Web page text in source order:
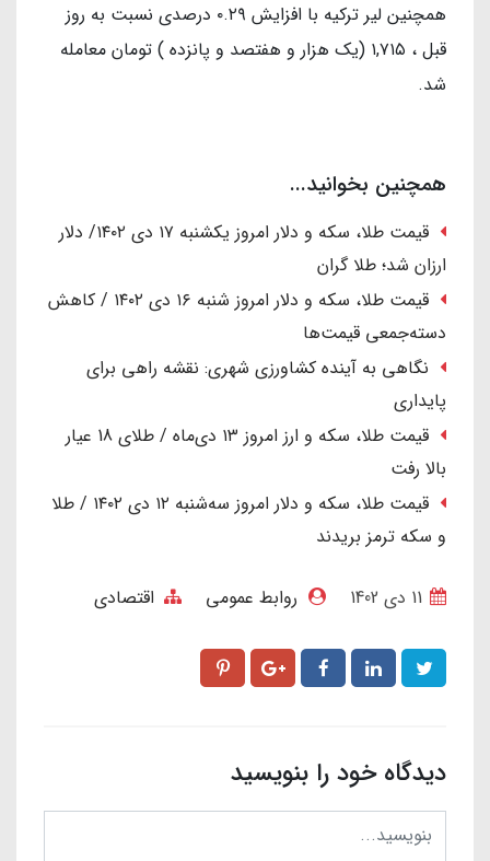
همچنین لیر ترکیه با افزایش ۰.۲۹ درصدی نسبت به روز
قبل ، ۱,۷۱۵ (یک هزار و هفتصد و پانزده ) تومان معامله
شد.
همچنین بخوانید...
قیمت طلا، سکه و دلار امروز یکشنبه ۱۷ دی ۱۴۰۲/ دلار
ارزان شد؛ طلا گران
قیمت طلا، سکه و دلار امروز شنبه ۱۶ دی ۱۴۰۲ / کاهش
دسته‌جمعی قیمت‌ها
نگاهی به آینده کشاورزی شهری: نقشه راهی برای
پایداری
قیمت طلا، سکه و ارز امروز ۱۳ دی‌ماه / طلای 18 عیار
بالا رفت
قیمت طلا، سکه و دلار امروز سه‌شنبه ۱۲ دی ۱۴۰۲ / طلا
و سکه ترمز بریدند
روابط عمومی اقتصادی
دیدگاه خود را بنویسید